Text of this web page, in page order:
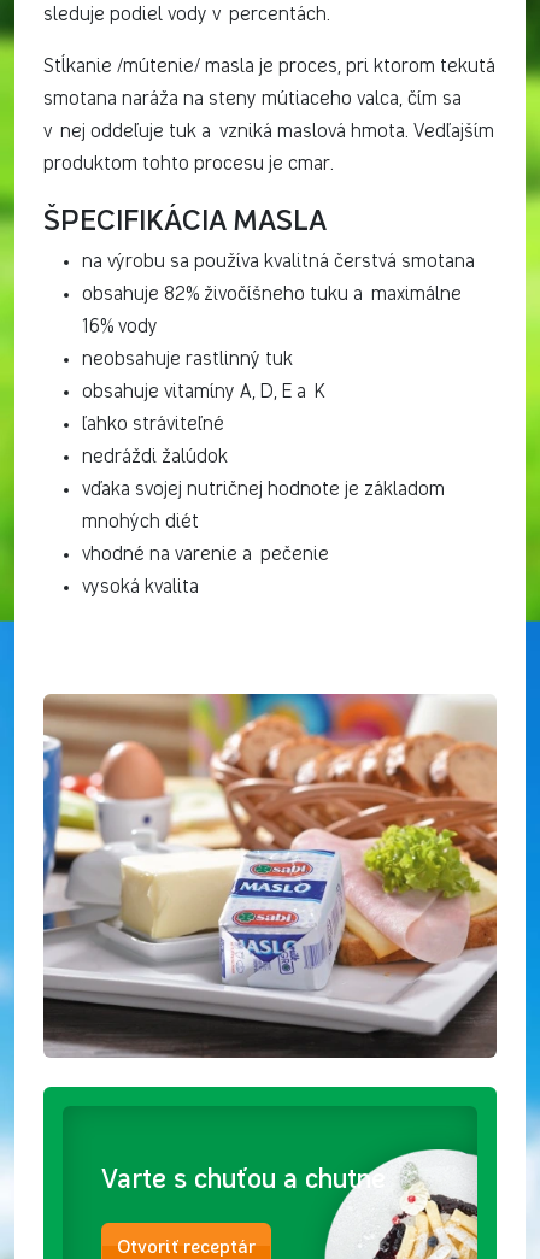
sleduje podiel vody v percentách.
Stĺkanie /mútenie/ masla je proces, pri ktorom tekutá
smotana naráža na steny mútiaceho valca, čím sa
v nej oddeľuje tuk a vzniká maslová hmota. Vedľajším
produktom tohto procesu je cmar.
ŠPECIFIKÁCIA MASLA
na výrobu sa používa kvalitná čerstvá smotana
obsahuje 82% živočíšneho tuku a maximálne
16% vody
neobsahuje rastlinný tuk
obsahuje vitamíny A, D, E a K
ľahko stráviteľné
nedráždi žalúdok
vďaka svojej nutričnej hodnote je základom
mnohých diét
vhodné na varenie a pečenie
vysoká kvalita
Varte s chuťou a chutne
Otvoriť receptár